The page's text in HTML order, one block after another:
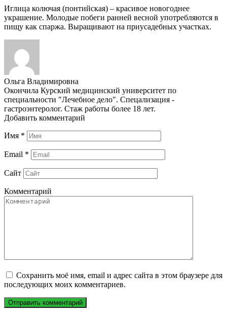
Иглица колючая (понтийская) – красивое новогоднее
украшение. Молодые побеги ранней весной употребляются в
пищу как спаржа. Выращивают на приусадебных участках.
Ольга Владимировна
Окончила Курский медицинский университет по
специальности "Лечебное дело". Спецализация -
гастроэнтеролог. Стаж работы более 18 лет.
Добавить комментарий
Имя *
Email *
Сайт
Комментарий
Сохранить моё имя, email и адрес сайта в этом браузере для
последующих моих комментариев.